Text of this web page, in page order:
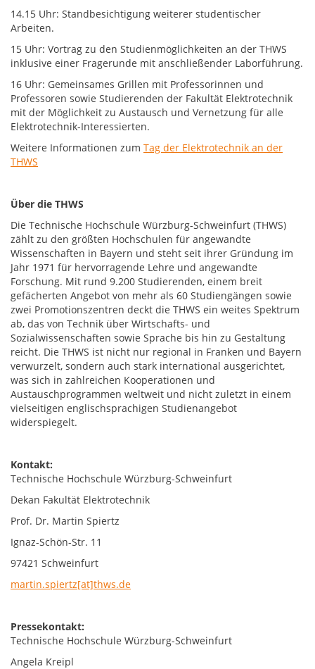
14.15 Uhr: Standbesichtigung weiterer studentischer
Arbeiten.
15 Uhr: Vortrag zu den Studienmöglichkeiten an der THWS
inklusive einer Fragerunde mit anschließender Laborführung.
16 Uhr: Gemeinsames Grillen mit Professorinnen und
Professoren sowie Studierenden der Fakultät Elektrotechnik
mit der Möglichkeit zu Austausch und Vernetzung für alle
Elektrotechnik-Interessierten.
Weitere Informationen zum Tag der Elektrotechnik an der
THWS
Über die THWS
Die Technische Hochschule Würzburg-Schweinfurt (THWS)
zählt zu den größten Hochschulen für angewandte
Wissenschaften in Bayern und steht seit ihrer Gründung im
Jahr 1971 für hervorragende Lehre und angewandte
Forschung. Mit rund 9.200 Studierenden, einem breit
gefächerten Angebot von mehr als 60 Studiengängen sowie
zwei Promotionszentren deckt die THWS ein weites Spektrum
ab, das von Technik über Wirtschafts- und
Sozialwissenschaften sowie Sprache bis hin zu Gestaltung
reicht. Die THWS ist nicht nur regional in Franken und Bayern
verwurzelt, sondern auch stark international ausgerichtet,
was sich in zahlreichen Kooperationen und
Austauschprogrammen weltweit und nicht zuletzt in einem
vielseitigen englischsprachigen Studienangebot
widerspiegelt.
Kontakt:
Technische Hochschule Würzburg-Schweinfurt
Dekan Fakultät Elektrotechnik
Prof. Dr. Martin Spiertz
Ignaz-Schön-Str. 11
97421 Schweinfurt
martin.spiertz[at]thws.de
Pressekontakt:
Technische Hochschule Würzburg-Schweinfurt
Angela Kreipl